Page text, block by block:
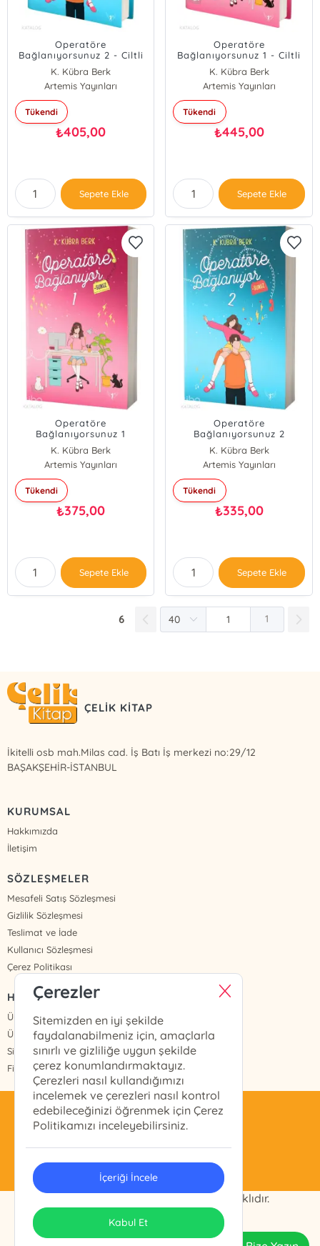
Operatöre
Bağlanıyorsunuz 2 - Ciltli
K. Kübra Berk
Artemis Yayınları
Tükendi
₺405,00
Sepete Ekle
Operatöre
Bağlanıyorsunuz 1 - Ciltli
K. Kübra Berk
Artemis Yayınları
Tükendi
₺445,00
Sepete Ekle
Operatöre
Bağlanıyorsunuz 1
K. Kübra Berk
Artemis Yayınları
Tükendi
₺375,00
Sepete Ekle
Operatöre
Bağlanıyorsunuz 2
K. Kübra Berk
Artemis Yayınları
Tükendi
₺335,00
Sepete Ekle
6 1
ÇELİK KİTAP
İkitelli osb mah.Milas cad. İş Batı İş merkezi no:29/12
BAŞAKŞEHİR-İSTANBUL
KURUMSAL
Hakkımızda
İletişim
SÖZLEŞMELER
Mesafeli Satış Sözleşmesi
Gizlilik Sözleşmesi
Teslimat ve İade
Kullanıcı Sözleşmesi
Çerez Politikası
HIZLI ERİŞİM
Üye Ol
Üye Giriş
Sipariş Takip
Fiyat Listesi
celikyayinevi@gmail.com
0(212) 511 28 11
© 2024 ÇELİK KİTAP Tüm Hakları Saklıdır.
Tasarım & Uygulama
Çerezler
Sitemizden en iyi şekilde
faydalanabilmeniz için, amaçlarla
sınırlı ve gizliliğe uygun şekilde
çerez konumlandırmaktayız.
Çerezleri nasıl kullandığımızı
incelemek ve çerezleri nasıl kontrol
edebileceğinizi öğrenmek için Çerez
Politikamızı inceleyebilirsiniz.
İçeriği İncele
Kabul Et